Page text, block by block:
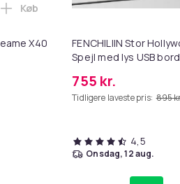
X40
Læg Udskiftningstilbehør til
Køb
FENCHILIIN Stor
Spejl med lys USB
755 kr.
Tidligere laveste pris: 895
4,5
onsdag, 12 aug.